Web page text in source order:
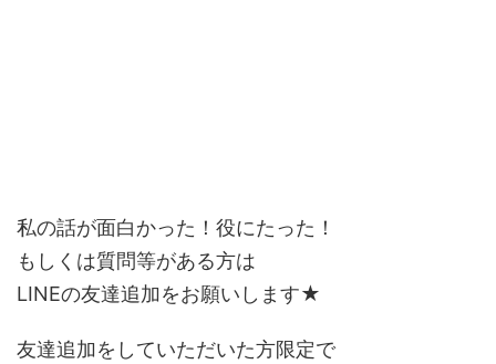
私の話が面白かった！役にたった！
もしくは質問等がある方は
LINEの友達追加をお願いします★
友達追加をしていただいた方限定で